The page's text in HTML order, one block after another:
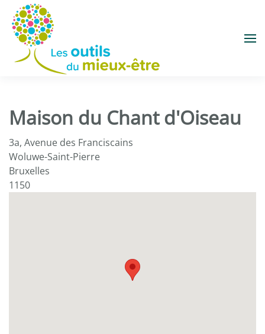
Accéder au contenu principal
Maison du Chant d'Oiseau
3a, Avenue des Franciscains
Woluwe-Saint-Pierre
Bruxelles
1150